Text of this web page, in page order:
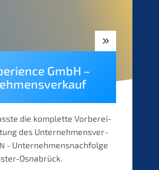
GmbH –
die komplet­te Vorbe­rei­
des Unter­neh­mens­ver­
- Unternehmens­nachfolge
Osnabrück.